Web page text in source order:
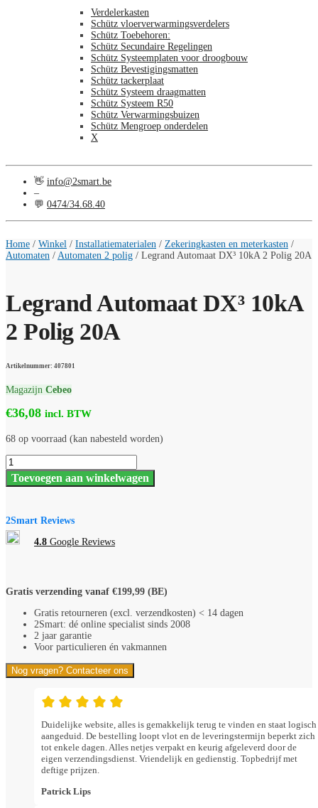
Verdelerkasten
Schütz vloerverwarmingsverdelers
Schütz Toebehoren:
Schütz Secundaire Regelingen
Schütz Systeemplaten voor droogbouw
Schütz Bevestigingsmatten
Schütz tackerplaat
Schütz Systeem draagmatten
Schütz Systeem R50
Schütz Verwarmingsbuizen
Schütz Mengroep onderdelen
X
👋 info@2smart.be
–
💬 0474/34.68.40
Home / Winkel / Installatiematerialen / Zekeringkasten en meterkasten /
Automaten / Automaten 2 polig / Legrand Automaat DX³ 10kA 2 Polig 20A
Legrand Automaat DX³ 10kA
2 Polig 20A
Artikelnummer: 407801
Magazijn Cebeo
€36,08 incl. BTW
68 op voorraad (kan nabesteld worden)
Legrand
Automaat
DX³
Polig
20A
aantal
Toevoegen aan winkelwagen
2Smart Reviews
4.8 Google Reviews
Gratis verzending vanaf €199,99 (BE)
Gratis retourneren (excl. verzendkosten) < 14 dagen
2Smart: dé online specialist sinds 2008
2 jaar garantie
Voor particulieren én vakmannen
Nog vragen? Contacteer ons
Duidelijke website, alles is gemakkelijk terug te vinden en staat logisch
aangeduid. De bestelling loopt vlot en de leveringstermijn beperkt zich
tot enkele dagen. Alles netjes verpakt en keurig afgeleverd door de
eigen verzendingsdienst. Vriendelijk en gedienstig. Topbedrijf met
deftige prijzen.
Patrick Lips